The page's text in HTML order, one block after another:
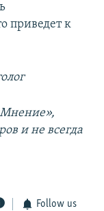
приведет к
и не всегда
Follow us